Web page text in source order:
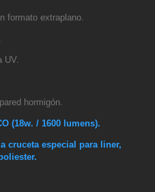
formato extraplano.
UV.
hormigón.
(18w. / 1600 lumens).
cruceta especial para liner,